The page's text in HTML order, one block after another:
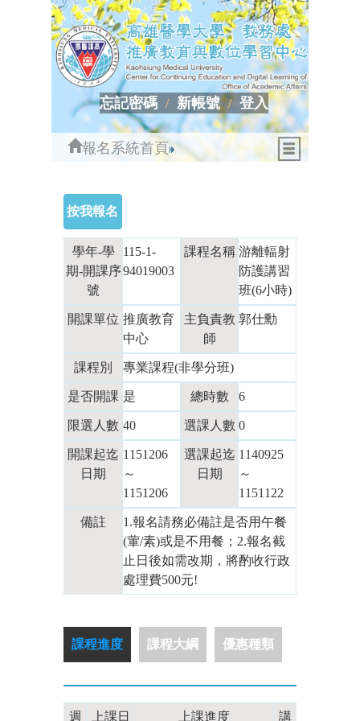
忘記密碼 新帳號 登入
報名系統首頁
學年-學
期-開課序
號
115-1-
94019003
課程名稱 游離輻射
防護講習
班(6小時)
開課單位 推廣教育
中心
主負責教
師
郭仕勳
課程別 專業課程(非學分班)
是否開課 是 總時數 6
限選人數 40 選課人數 0
開課起迄
日期
1151206
～
1151206
選課起迄
日期
1140925
～
1151122
備註
1.報名請務必備註是否用午餐
(葷/素)或是不用餐；2.報名截
止日後如需改期，將酌收行政
處理費500元!
課程進度 課程大綱 優惠種類
週 上課日 上課進度 講